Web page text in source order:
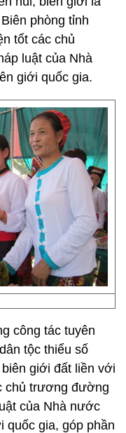
phòng tỉnh
tốt các chủ
luật của Nhà
giới quốc gia.
công tác tuyên
tộc thiểu số
giới đất liền với
chủ trương đường
của Nhà nước
quốc gia, góp phần